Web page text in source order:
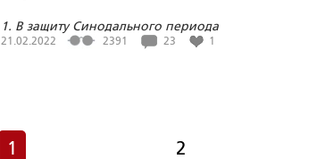
1. В защиту Синодального периода
Русской церкви
21.02.2022 2391 23 1
1 2